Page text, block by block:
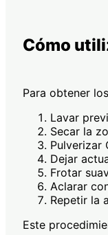
Cómo
Para obtener
Lavar
Secar la
Pulverizar
Dejar
Frotar
Aclarar
Repetir la
Este